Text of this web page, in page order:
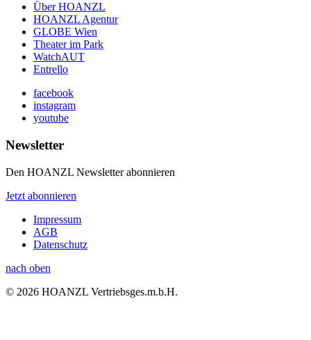
Über HOANZL
HOANZL Agentur
GLOBE Wien
Theater im Park
WatchAUT
Entrello
facebook
instagram
youtube
Newsletter
Den HOANZL Newsletter abonnieren
Jetzt abonnieren
Impressum
AGB
Datenschutz
nach oben
© 2026 HOANZL Vertriebsges.m.b.H.